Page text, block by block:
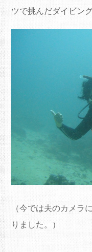
ツで挑んだダイビング
（今では夫のカメラ
りました。）